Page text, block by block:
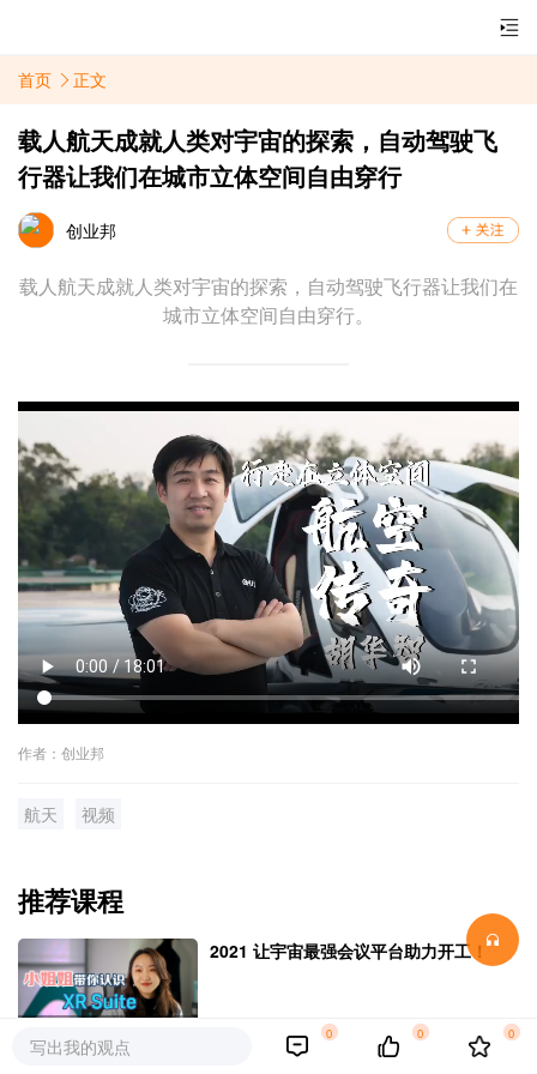
首页 正文
载人航天成就人类对宇宙的探索，自动驾驶飞
行器让我们在城市立体空间自由穿行
创业邦
载人航天成就人类对宇宙的探索，自动驾驶飞行器让我们在
城市立体空间自由穿行。
作者：创业邦
航天 视频
推荐课程
2021 让宇宙最强会议平台助力开工！
写出我的观点
0 0 0